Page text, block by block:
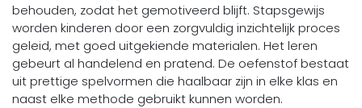
behouden, zodat het gemotiveerd blijft. Stapsgewijs
worden kinderen door een zorgvuldig inzichtelijk proces
geleid, met goed uitgekiende materialen. Het leren
gebeurt al handelend en pratend. De oefenstof bestaat
uit prettige spelvormen die haalbaar zijn in elke klas en
naast elke methode gebruikt kunnen worden.